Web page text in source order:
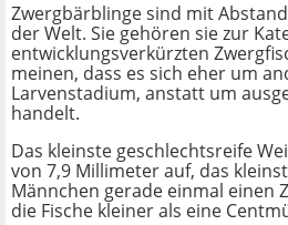
Zwergbärblinge sind mit
der Welt. Sie gehören sie zur
entwicklungsverkürzten
meinen, dass es sich eher um
Larvenstadium, anstatt um
handelt.
Das kleinste geschlechtsreife
von 7,9 Millimeter auf, das
Männchen gerade einmal einen
die Fische kleiner als eine